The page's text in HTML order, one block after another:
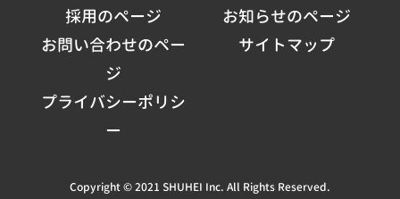
採用のページ
お知らせのページ
お問い合わせのペー
ジ
サイトマップ
プライバシーポリシ
ー
Copyright © 2021 SHUHEI Inc. All Rights Reserved.